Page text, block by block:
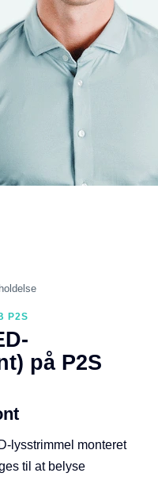
P2S
på P2S
lysstrimmel monteret
til at belyse